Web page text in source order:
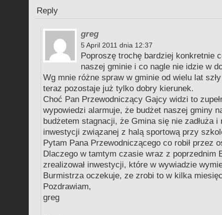
Reply
greg
5 April 2011 dnia 12:37
Poproszę trochę bardziej konkretnie
naszej gminie i co nagle nie idzie w
Wg mnie różne spraw w gminie od wielu lat
teraz pozostaje już tylko dobry kierunek.
Choć Pan Przewodniczący Gajcy widzi to
wypowiedzi alarmuje, że budżet naszej gminy
budżetem stagnacji, że Gmina się nie zadłuża i
inwestycji związanej z halą sportową przy
Pytam Pana Przewodniczącego co robił przez
Dlaczego w tamtym czasie wraz z poprzednim
zrealizował inwestycji, które w wywiadzie
Burmistrza oczekuje, ze zrobi to w kilka
Pozdrawiam,
greg